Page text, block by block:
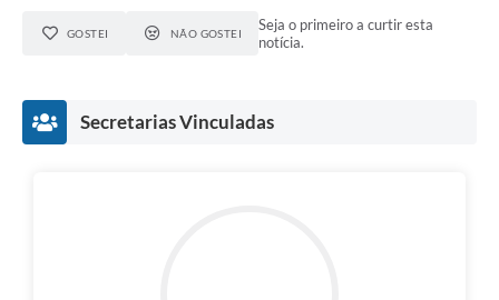
GOSTEI NÃO GOSTEI
Seja o primeiro a curtir esta
notícia.
Secretarias Vinculadas